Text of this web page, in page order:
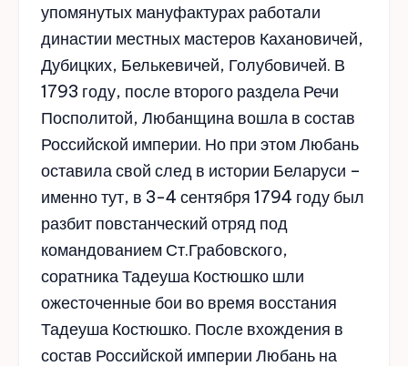
упомянутых мануфактурах работали
династии местных мастеров Кахановичей,
Дубицких, Белькевичей, Голубовичей. В
1793 году, после второго раздела Речи
Посполитой, Любанщина вошла в состав
Российской империи. Но при этом Любань
оставила свой след в истории Беларуси –
именно тут, в 3-4 сентября 1794 году был
разбит повстанческий отряд под
командованием Ст.Грабовского,
соратника Тадеуша Костюшко шли
ожесточенные бои во время восстания
Тадеуша Костюшко. После вхождения в
состав Российской империи Любань на